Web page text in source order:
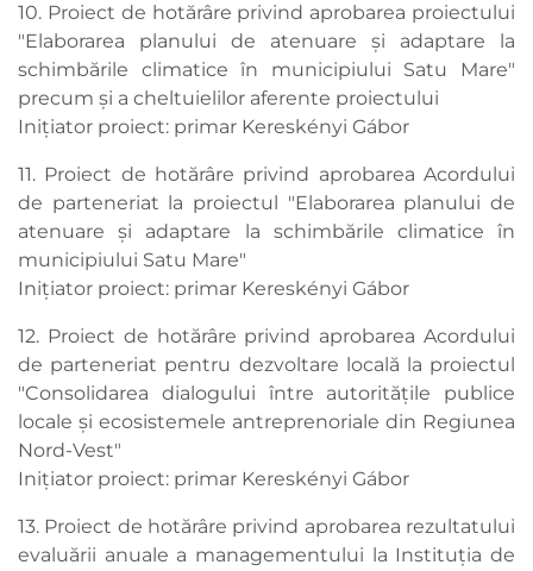
10. Proiect de hotărâre privind aprobarea proiectului
"Elaborarea planului de atenuare și adaptare la
schimbările climatice în municipiului Satu Mare"
precum și a cheltuielilor aferente proiectului
Inițiator proiect: primar Kereskényi Gábor
11. Proiect de hotărâre privind aprobarea Acordului
de parteneriat la proiectul "Elaborarea planului de
atenuare și adaptare la schimbările climatice în
municipiului Satu Mare"
Inițiator proiect: primar Kereskényi Gábor
12. Proiect de hotărâre privind aprobarea Acordului
de parteneriat pentru dezvoltare locală la proiectul
"Consolidarea dialogului între autoritățile publice
locale și ecosistemele antreprenoriale din Regiunea
Nord-Vest"
Inițiator proiect: primar Kereskényi Gábor
13. Proiect de hotărâre privind aprobarea rezultatului
evaluării anuale a managementului la Instituția de